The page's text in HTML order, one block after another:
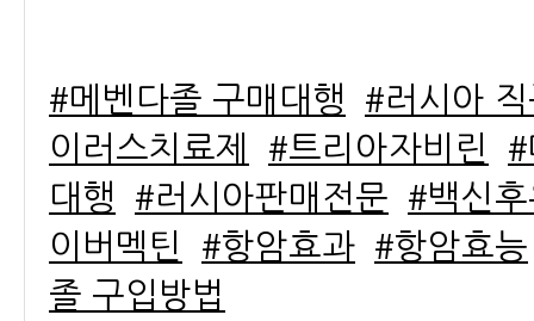
#메벤다졸 구매대행
#러시아
이러스치료제
#트리아자비린
#
대행
#러시아판매전문
#백신
이버멕틴
#항암효과 #항암효능
졸 구입방법